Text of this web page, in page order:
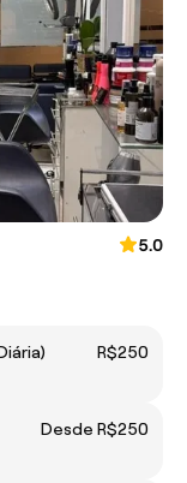
5.0
R$250
Desde R$250